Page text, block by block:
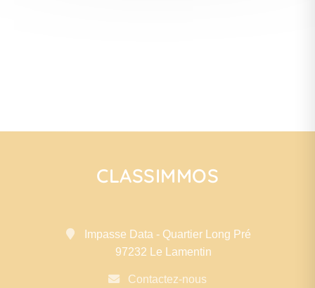
CLASSIMMOS
Impasse Data - Quartier Long Pré
97232 Le Lamentin
Contactez-nous